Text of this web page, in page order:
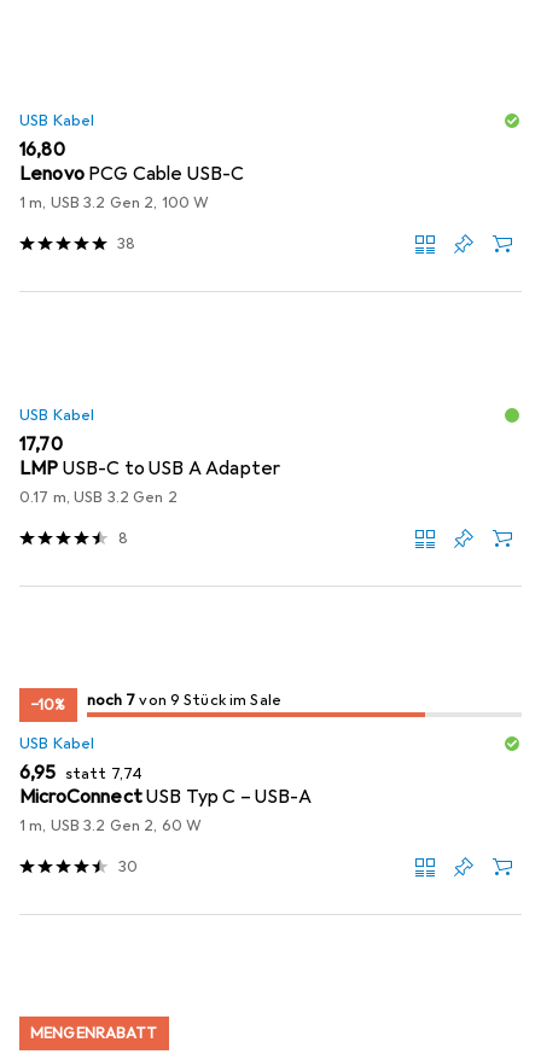
USB Kabel
EUR
16,80
Lenovo PCG Cable USB-C
1 m, USB 3.2 Gen 2, 100 W
38
USB Kabel
EUR
17,70
LMP USB-C to USB A Adapter
0.17 m, USB 3.2 Gen 2
8
−10% 7/ 9
7/ 9 im Sale
noch 7 von 9 Stück im Sale
USB Kabel
EUR
6,95 statt EUR
7,74
MicroConnectUSB Typ C – USB-A
1 m, USB 3.2 Gen 2, 60 W
30
MENGENRABATT